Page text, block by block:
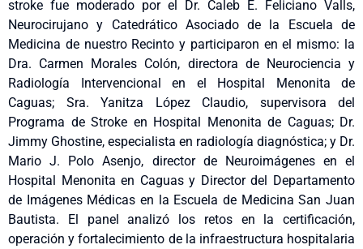
stroke fue moderado por el Dr. Caleb E. Feliciano Valls,
Neurocirujano y Catedrático Asociado de la Escuela de
Medicina de nuestro Recinto y participaron en el mismo: la
Dra. Carmen Morales Colón, directora de Neurociencia y
Radiología Intervencional en el Hospital Menonita de
Caguas; Sra. Yanitza López Claudio, supervisora del
Programa de Stroke en Hospital Menonita de Caguas; Dr.
Jimmy Ghostine, especialista en radiología diagnóstica; y Dr.
Mario J. Polo Asenjo, director de Neuroimágenes en el
Hospital Menonita en Caguas y Director del Departamento
de Imágenes Médicas en la Escuela de Medicina San Juan
Bautista. El panel analizó los retos en la certificación,
operación y fortalecimiento de la infraestructura hospitalaria